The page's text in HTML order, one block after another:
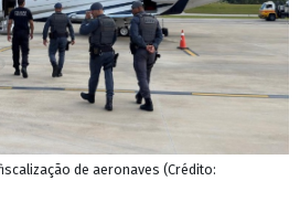
de aeronaves (Crédito: